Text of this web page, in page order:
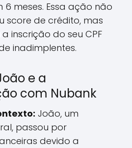
meses. Essa ação não
score de crédito, mas
inscrição do seu CPF
inadimplentes.
e a
com Nubank
João, um
passou por
devido a